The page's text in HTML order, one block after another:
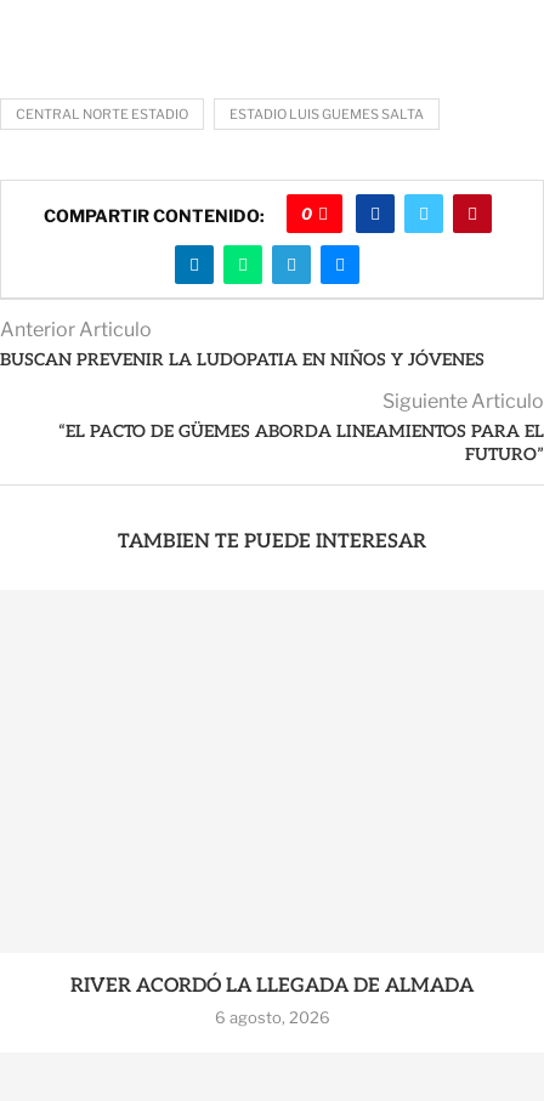
CENTRAL NORTE ESTADIO ESTADIO LUIS GUEMES SALTA
COMPARTIR CONTENIDO: 0
Anterior Articulo
BUSCAN PREVENIR LA LUDOPATIA EN NIÑOS Y JÓVENES
Siguiente Articulo
“EL PACTO DE GÜEMES ABORDA LINEAMIENTOS PARA EL
FUTURO”
TAMBIEN TE PUEDE INTERESAR
RIVER ACORDÓ LA LLEGADA DE ALMADA
6 agosto, 2026